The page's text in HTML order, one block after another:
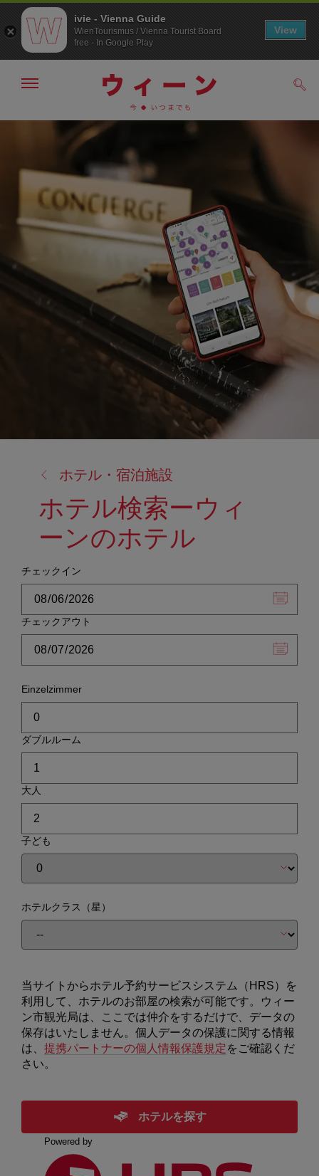
ッ
メ
示・
表
ご意見をお寄せいただき、素晴らし
いテーマ旅行を当ててください！
今すぐ登録して、旅行体験を私たちと共有するオンライ
ン訪問者調査にご参加ください。 ご旅行後にご案内のE
メールが届きます。
応募する
ホテル・宿泊施設
ホテル検索ーウィ
ーンのホテル
チェックイン
チェックアウト
Einzelzimmer
ダブルルーム
大人
子ども
ホテルクラス（星）
当サイトからホテル予約サービスシステム（HRS）を
利用して、ホテルのお部屋の検索が可能です。ウィー
ン市観光局は、ここでは仲介をするだけで、データの
保存はいたしません。個人データの保護に関する情報
は、 提携パートナーの個人情報保護規定 をご確認くだ
さい。
ホテルを探す
Powered by
ivie - Vienna Guide
WienTourismus / Vienna Tourist Board
free - In Google Play
View